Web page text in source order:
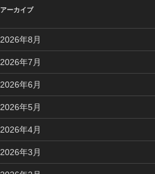
アーカイブ
2026年8月
2026年7月
2026年6月
2026年5月
2026年4月
2026年3月